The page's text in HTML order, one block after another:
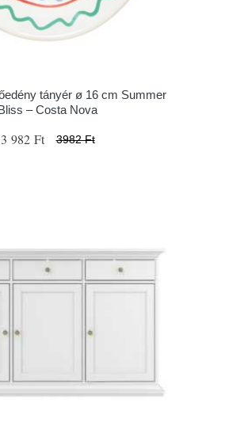
tányér ø 16 cm Summer
– Costa Nova
3 982 Ft 3982 Ft